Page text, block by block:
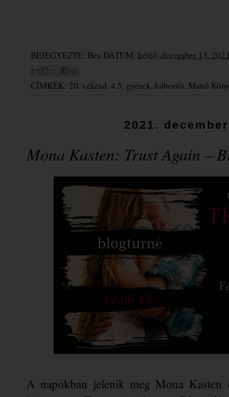
BEJEGYEZTE: Bea DÁTUM: hétfő, december 13,
CÍMKÉK: 20. század, 4.5, gyerek, háborús, Manó
2021.
Mona Kasten: Trust Again –
A napokban jelenik meg Mona Kasten